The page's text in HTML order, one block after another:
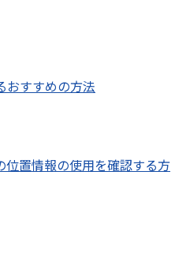
おすすめの方法
位置情報の使用を確認する方